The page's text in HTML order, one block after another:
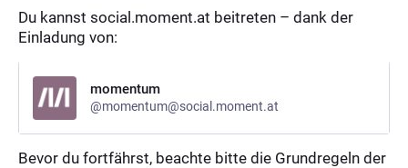
Du kannst social.moment.at beitreten – dank der
Einladung von:
momentum
@momentum@social.moment.at
Bevor du fortfährst, beachte bitte die Grundregeln der